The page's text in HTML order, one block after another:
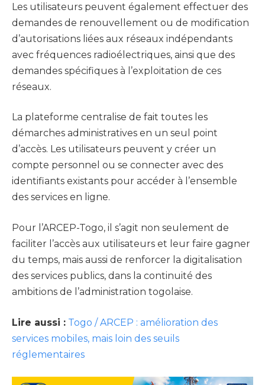
Les utilisateurs peuvent également effectuer des
demandes de renouvellement ou de modification
d’autorisations liées aux réseaux indépendants
avec fréquences radioélectriques, ainsi que des
demandes spécifiques à l’exploitation de ces
réseaux.
La plateforme centralise de fait toutes les
démarches administratives en un seul point
d’accès. Les utilisateurs peuvent y créer un
compte personnel ou se connecter avec des
identifiants existants pour accéder à l’ensemble
des services en ligne.
Pour l’ARCEP-Togo, il s’agit non seulement de
faciliter l’accès aux utilisateurs et leur faire gagner
du temps, mais aussi de renforcer la digitalisation
des services publics, dans la continuité des
ambitions de l’administration togolaise.
Lire aussi : Togo / ARCEP : amélioration des
services mobiles, mais loin des seuils
réglementaires